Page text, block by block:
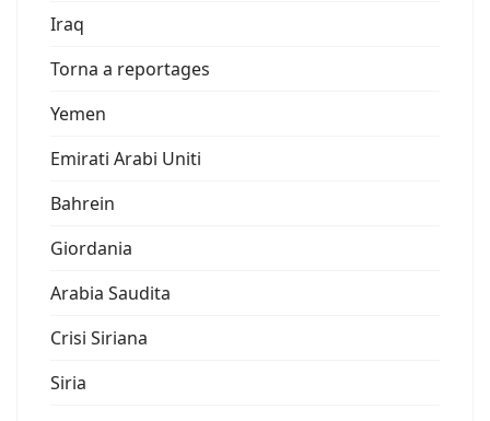
Iraq
Torna a reportages
Yemen
Emirati Arabi Uniti
Bahrein
Giordania
Arabia Saudita
Crisi Siriana
Siria